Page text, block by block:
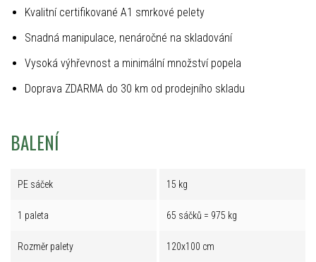
Kvalitní certifikované A1 smrkové pelety
Snadná manipulace, nenáročné na skladování
Vysoká výhřevnost a minimální množství popela
Doprava ZDARMA do 30 km od prodejního skladu
BALENÍ
PE sáček 15 kg
1 paleta 65 sáčků = 975 kg
Rozměr palety 120x100 cm